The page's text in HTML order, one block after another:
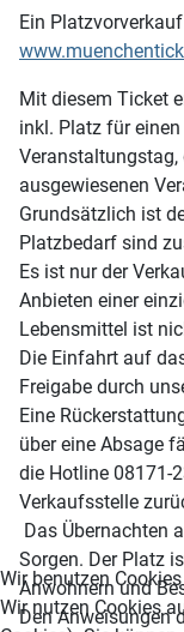
Ein
Mit diesem Ticket
inkl. Platz für
Veranstaltungstag,
ausgewiesenen
Grundsätzlich ist
Platzbedarf sind
Es ist nur der
Anbieten einer
Lebensmittel ist
Die Einfahrt auf
Freigabe durch
Eine
über eine Absage
die Hotline 08171-
Verkaufsstelle
Das Übernachten
Sorgen. Der Platz
Anwohnern und
Den Anweisungen
Wir benutzen Cookies
Wir nutzen Cookies